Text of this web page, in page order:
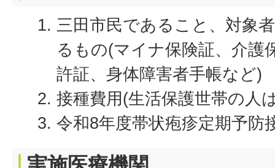
三田市民であること、対象
るもの(マイナ保険証、介護
許証、身体障害者手帳など)
接種費用(生活保護世帯の人
令和8年度帯状疱疹定期予防